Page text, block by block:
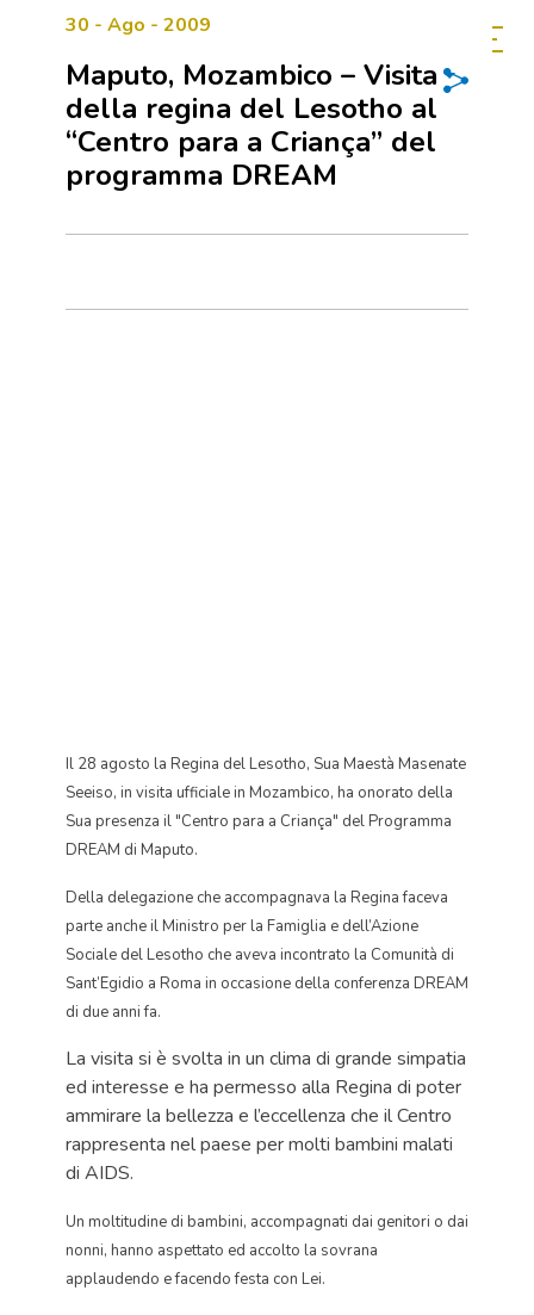
30 - Ago - 2009
Maputo, Mozambico – Visita
della regina del Lesotho al
“Centro para a Criança” del
programma DREAM
Il 28 agosto la Regina del Lesotho, Sua Maestà Masenate
Seeiso, in visita ufficiale in Mozambico, ha onorato della
Sua presenza il "Centro para a Criança" del Programma
DREAM di Maputo.
Della delegazione che accompagnava la Regina faceva
parte anche il Ministro per la Famiglia e dell’Azione
Sociale del Lesotho che aveva incontrato la Comunità di
Sant’Egidio a Roma in occasione della conferenza DREAM
di due anni fa.
La visita si è svolta in un clima di grande simpatia
ed interesse e ha permesso alla Regina di poter
ammirare la bellezza e l’eccellenza che il Centro
rappresenta nel paese per molti bambini malati
di AIDS.
Un moltitudine di bambini, accompagnati dai genitori o dai
nonni, hanno aspettato ed accolto la sovrana
applaudendo e facendo festa con Lei.